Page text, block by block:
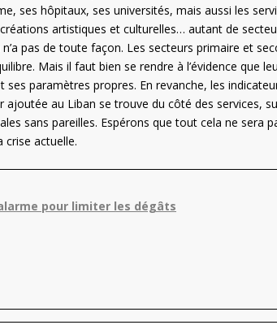
ses hôpitaux, ses universités, mais aussi les
artistiques et culturelles… autant de
n’a pas de toute façon. Les secteurs primaire et
Mais il faut bien se rendre à l’évidence que
ses paramètres propres. En revanche, les
ajoutée au Liban se trouve du côté des services,
sans pareilles. Espérons que tout cela ne sera
crise actuelle.
pour limiter les dégâts